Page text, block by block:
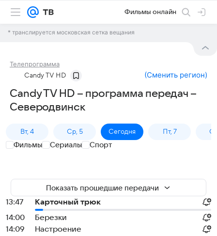
Фильмы онлайн
* транслируется московская сетка вещания
Телепрограмма
Candy TV HD (Сменить регион)
Candy TV HD – программа передач –
Северодвинск
Вт, 4 Ср, 5 Сегодня Пт, 7
Фильмы Сериалы Спорт
Показать прошедшие передачи
13:47
Карточный трюк
14:00
Березки
14:09
Настроение